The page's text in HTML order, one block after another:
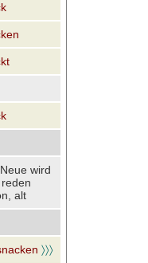
wird
alt
〉〉〉